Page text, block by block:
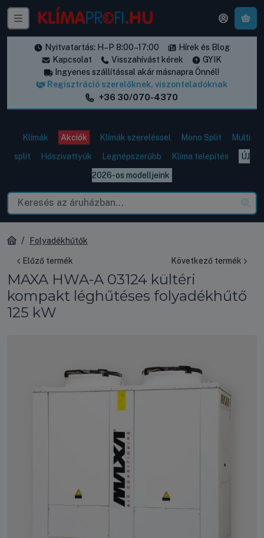
Nyitvatartás: H–P 8:00–17:00
Hírek és Blog
Kapcsolat
Visszahívást kérek
GYIK
Ingyenes szállítással akár másnapra Önnél!
Regisztráció szerelőknek, viszonteladóknak
+36 30/070-4370
Klímák Akciók Klímák szereléssel Mono Split
Multi
split
Hőszivattyúk Legnépszerűbb Klíma telepítés
ÚJ
2026-os modelljeink
Folyadékhűtők
Előző termék Következő termék
MAXA HWA-A 03124 kültéri
kompakt léghűtéses folyadékhűtő
125 kW